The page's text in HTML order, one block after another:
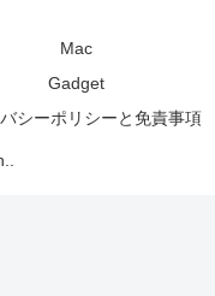
Mac
Gadget
シーポリシーと免責事項